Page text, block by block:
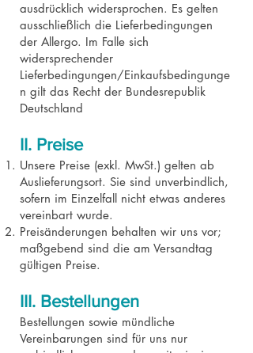
ausdrücklich widersprochen. Es gelten
ausschließlich die Lieferbedingungen
der Allergo. Im Falle sich
widersprechender
Lieferbedingungen/Einkaufsbedingunge
n gilt das Recht der Bundesrepublik
Deutschland
II. Preise
Unsere Preise (exkl. MwSt.) gelten ab
Auslieferungsort. Sie sind unverbindlich,
sofern im Einzelfall nicht etwas anderes
vereinbart wurde.
Preisänderungen behalten wir uns vor;
maßgebend sind die am Versandtag
gültigen Preise.
III. Bestellungen
Bestellungen sowie mündliche
Vereinbarungen sind für uns nur